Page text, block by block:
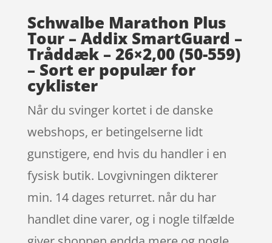
Schwalbe Marathon Plus
Tour – Addix SmartGuard –
Tråddæk – 26×2,00 (50-559)
– Sort er populær for
cyklister
Når du svinger kortet i de danske
webshops, er betingelserne lidt
gunstigere, end hvis du handler i en
fysisk butik. Lovgivningen dikterer
min. 14 dages returret. når du har
handlet dine varer, og i nogle tilfælde